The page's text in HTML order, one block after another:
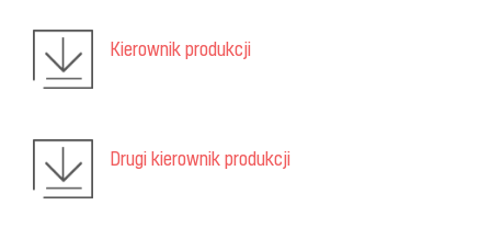
Kierownik produkcji
Drugi kierownik produkcji